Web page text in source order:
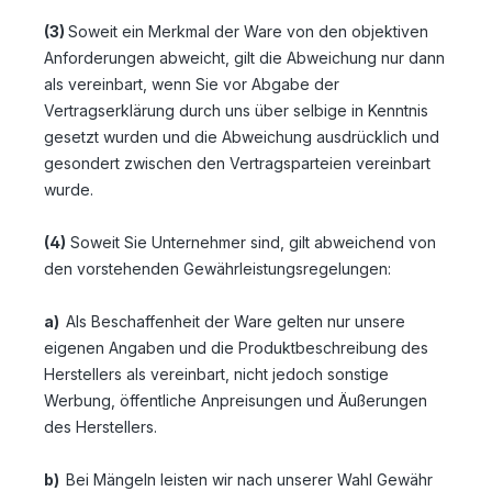
(3) Soweit ein Merkmal der Ware von den objektiven
Anforderungen abweicht, gilt die Abweichung nur dann
als vereinbart, wenn Sie vor Abgabe der
Vertragserklärung durch uns über selbige in Kenntnis
gesetzt wurden und die Abweichung ausdrücklich und
gesondert zwischen den Vertragsparteien vereinbart
wurde.
(4) Soweit Sie Unternehmer sind, gilt abweichend von
den vorstehenden Gewährleistungsregelungen:
a) Als Beschaffenheit der Ware gelten nur unsere
eigenen Angaben und die Produktbeschreibung des
Herstellers als vereinbart, nicht jedoch sonstige
Werbung, öffentliche Anpreisungen und Äußerungen
des Herstellers.
b) Bei Mängeln leisten wir nach unserer Wahl Gewähr